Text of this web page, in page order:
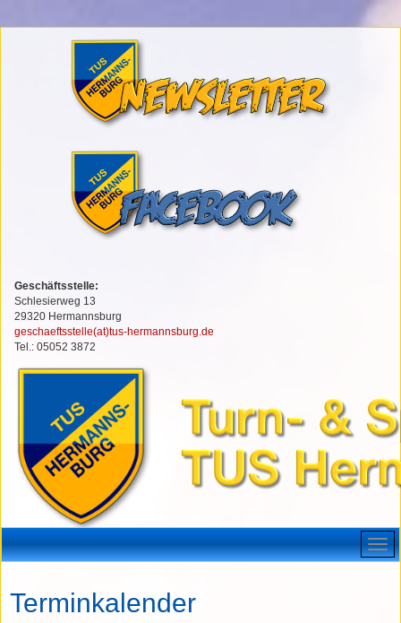
Geschäftsstelle:
Schlesierweg 13
29320 Hermannsburg
geschaeftsstelle(at)tus-hermannsburg.de
Tel.: 05052 3872
Terminkalender